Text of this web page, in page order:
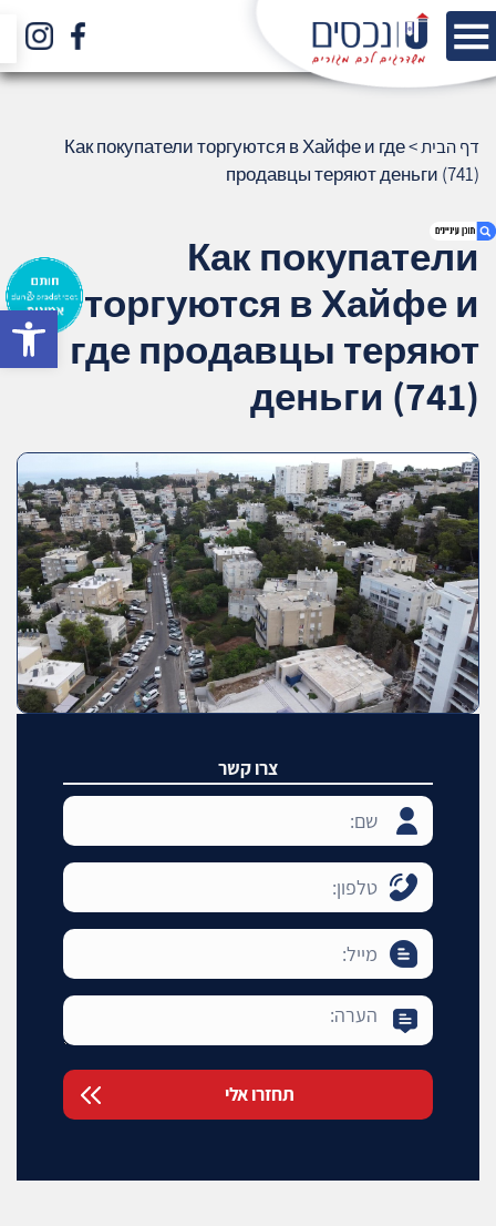
1. Как покупатели торгуются в Хайфе и где
продавцы теряют деньги (741)
2. אודות U נכסים
3. שאלתם ? ענינו !
דף הבית>
Как покупатели торгуются в Хайфе и где
продавцы теряют деньги (741)
Как покупатели
торгуются в Хайфе и
где продавцы теряют
деньги (741)
צרו קשר